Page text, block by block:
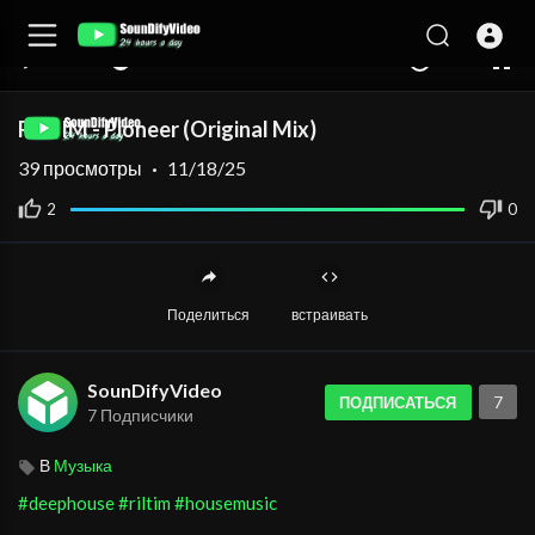
RILTIM - Pioneer (Original Mix)
2 0
39просмотры · 11/18/25
Поделиться встраивать
SounDifyVideo
7 Подписчики
ПОДПИСАТЬСЯ 7
В Музыка
#deephouse#riltim #housemusic